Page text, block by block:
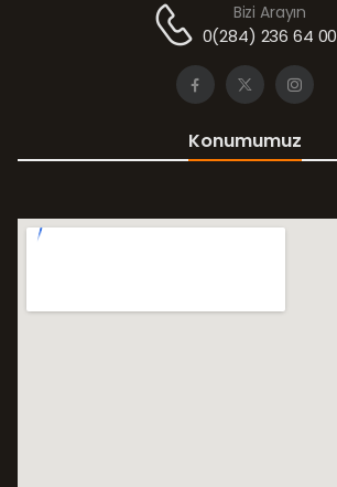
Bizi Arayın
0(284) 236 64 00
Konumumuz